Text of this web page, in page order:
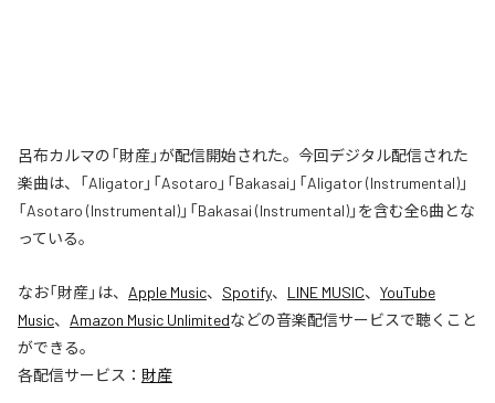
呂布カルマの「財産」が配信開始された。今回デジタル配信された
楽曲は、「Aligator」「Asotaro」「Bakasai」「Aligator (Instrumental)」
「Asotaro (Instrumental)」「Bakasai (Instrumental)」を含む全6曲とな
っている。
なお「財産」は、 Apple Music、 Spotify、 LINE MUSIC、 YouTube
Music、 Amazon Music Unlimitedなどの音楽配信サービスで聴くこと
ができる。
各配信サービス： 財産